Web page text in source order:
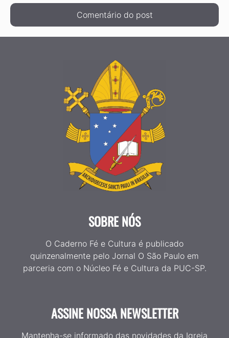
SOBRE NÓS
O Caderno Fé e Cultura é publicado
quinzenalmente pelo Jornal O São Paulo em
parceria com o Núcleo Fé e Cultura da PUC-SP.
ASSINE NOSSA NEWSLETTER
Mantenha-se informado das novidades da Igreja